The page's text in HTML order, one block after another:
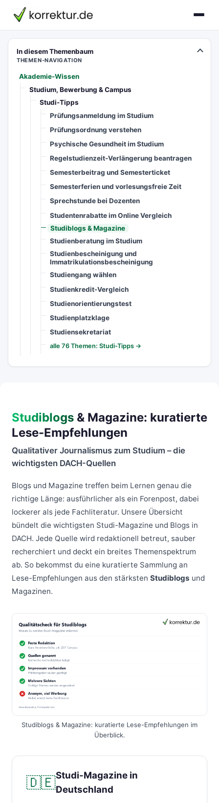
In diesem Themenbaum
THEMEN-NAVIGATION
Akademie-Wissen
Studium, Bewerbung & Campus
Studi-Tipps
Prüfungsanmeldung im Studium
Prüfungsordnung verstehen
Psychische Gesundheit im Studium
Regelstudienzeit-Verlängerung beantragen
Semesterbeitrag und Semesterticket
Semesterferien und vorlesungsfreie Zeit
Sprechstunde bei Dozenten
Studentenrabatte im Online Vergleich
Studiblogs & Magazine
Studienberatung im Studium
Studienbescheinigung und
Immatrikulationsbescheinigung
Studiengang wählen
Studienkredit-Vergleich
Studienorientierungstest
Studienplatzklage
Studiensekretariat
alle 76 Themen: Studi-Tipps →
Studiblogs & Magazine: kuratierte
Lese-Empfehlungen
Qualitativer Journalismus zum Studium – die
wichtigsten DACH-Quellen
Blogs und Magazine treffen beim Lernen genau die
richtige Länge: ausführlicher als ein Forenpost, dabei
lockerer als jede Fachliteratur. Unsere Übersicht
bündelt die wichtigsten Studi-Magazine und Blogs in
DACH. Jede Quelle wird redaktionell betreut, sauber
recherchiert und deckt ein breites Themenspektrum
ab. So bekommst du eine kuratierte Sammlung an
Lese-Empfehlungen aus den stärksten Studiblogs und
Magazinen.
Studiblogs & Magazine: kuratierte Lese-Empfehlungen im
Überblick.
🇩🇪Studi-Magazine in
Deutschland